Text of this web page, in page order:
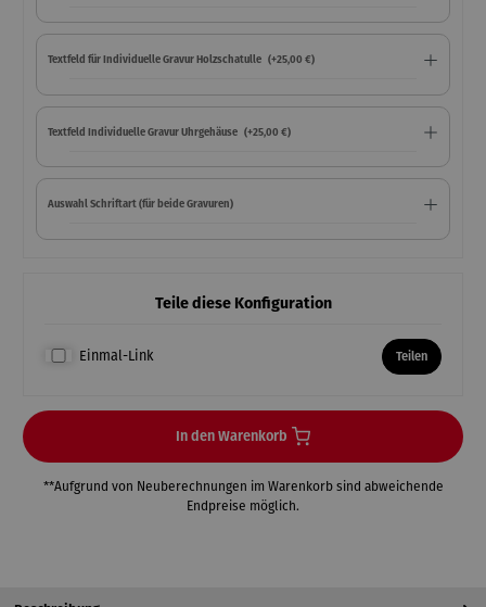
Textfeld für Individuelle Gravur Holzschatulle (+25,00 €)
Textfeld Individuelle Gravur Uhrgehäuse (+25,00 €)
Auswahl Schriftart (für beide Gravuren)
Teile diese Konfiguration
Einmal-Link Teilen
In den Warenkorb
**Aufgrund von Neuberechnungen im Warenkorb sind abweichende
Endpreise möglich.